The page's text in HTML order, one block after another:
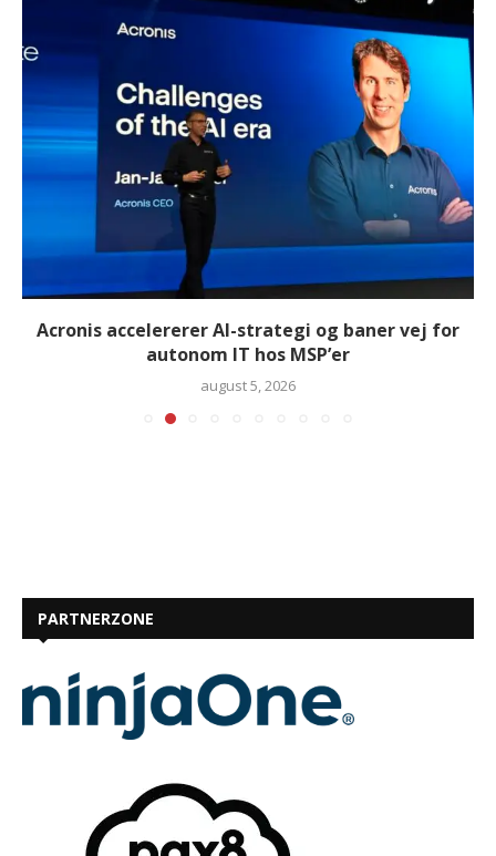
Acronis accelererer AI-strategi og baner vej for
autonom IT hos MSP’er
august 5, 2026
PARTNERZONE